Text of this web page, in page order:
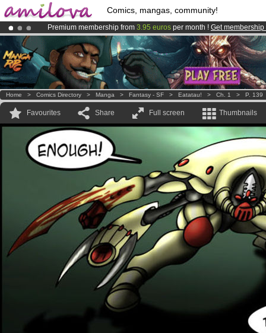
Comics, mangas, community!
Premium membership from 3.95 euros per month ! Get membership
AmilovaKickstarter is now LIVE!.
Already 100000membersand 1000 comics & mangas!.
Home > Comics Directory > Manga > Fantasy - SF > Eatatau! > Ch. 1 > P. 139
Favourites Share Full screen Thumbnails